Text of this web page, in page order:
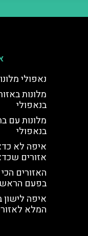
נאפולי
מלונות
בנאפולי
מלונות עם
בנאפולי
איפה לא
אזורים
האזורים
בפעם
איפה לישון
המלא